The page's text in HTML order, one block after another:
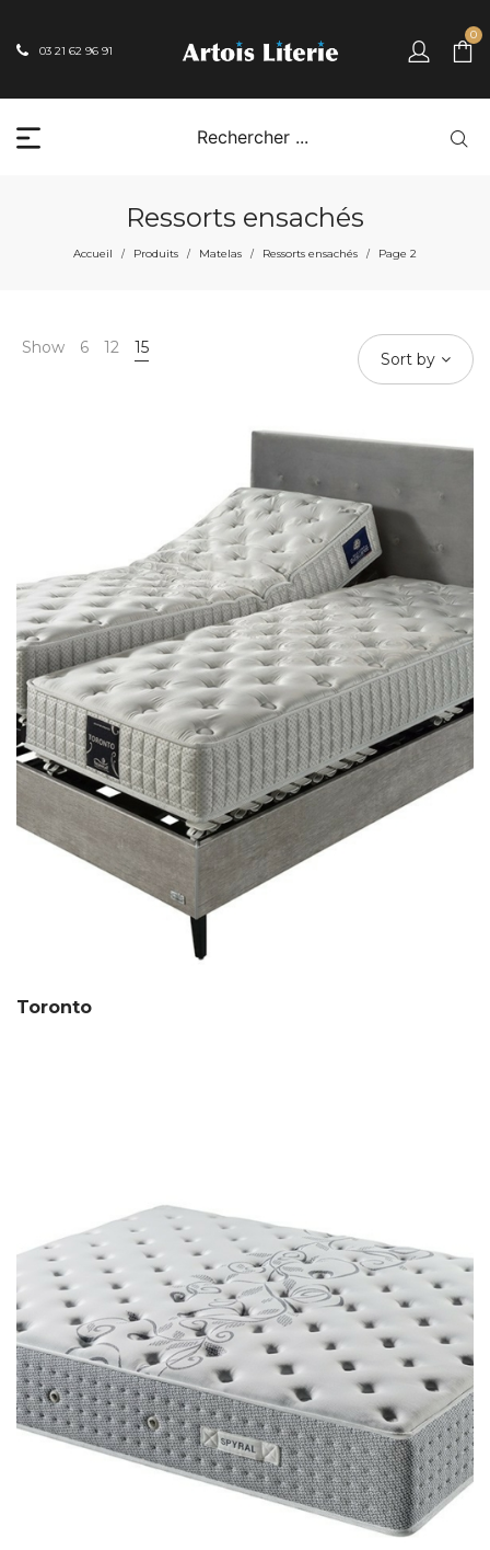
03 21 62 96 91
0
Ressorts ensachés
Accueil / Produits / Matelas / Ressorts ensachés / Page 2
Show 6 12 15
Sort by
Toronto